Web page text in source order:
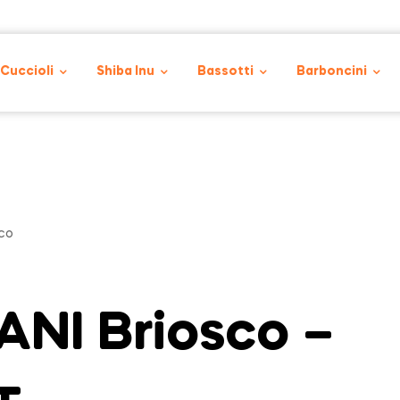
Shiba Inu Bassotti Barboncini
Briosco –